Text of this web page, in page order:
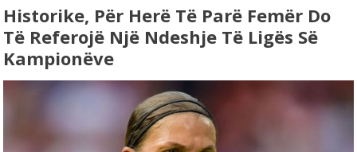
Historike, Për Herë Të Parë Femër Do
Të Referojë Një Ndeshje Të Ligës Së
Kampionëve